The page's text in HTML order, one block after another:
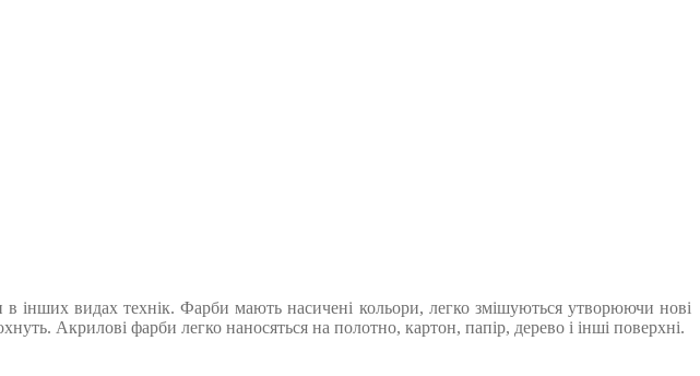
інших видах технік. Фарби мають насичені кольори, легко змішуються утворюючи нові
Акрилові фарби легко наносяться на полотно, картон, папір, дерево і інші поверхні.